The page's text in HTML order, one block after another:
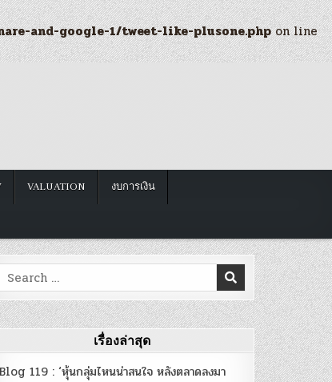
and-google-1/tweet-like-plusone.phpon line
VALUATION งบการเงิน
Search
for:
เรื่องล่าสุด
Blog 119 : ‘หุ้นกลุ่มไหนน่าสนใจ หลังตลาดลงมา